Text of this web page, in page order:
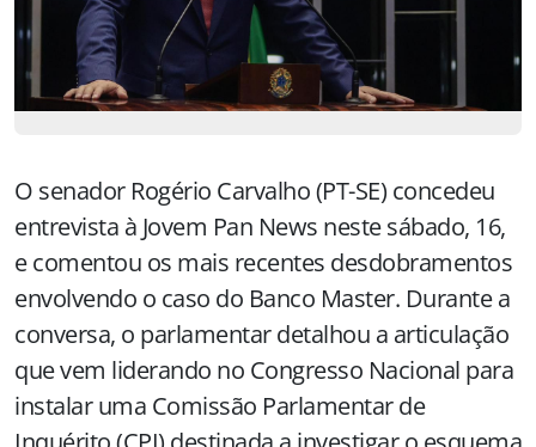
O senador Rogério Carvalho (PT-SE) concedeu
entrevista à Jovem Pan News neste sábado, 16,
e comentou os mais recentes desdobramentos
envolvendo o caso do Banco Master. Durante a
conversa, o parlamentar detalhou a articulação
que vem liderando no Congresso Nacional para
instalar uma Comissão Parlamentar de